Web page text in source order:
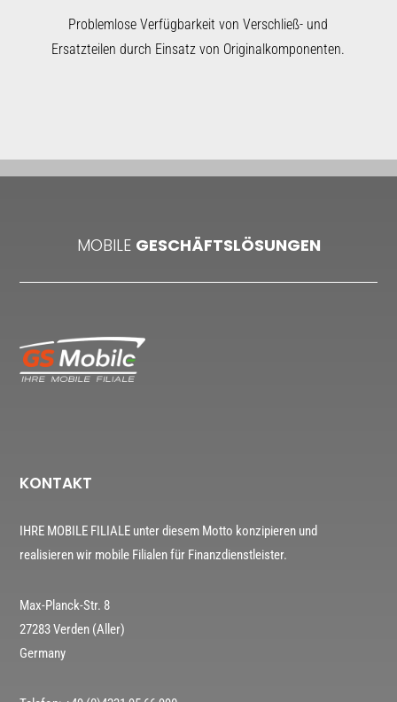
Problemlose Verfügbarkeit von Verschließ- und
Ersatzteilen durch Einsatz von Originalkomponenten.
MOBILE GESCHÄFTSLÖSUNGEN
KONTAKT
IHRE MOBILE FILIALE unter diesem Motto konzipieren und
realisieren wir mobile Filialen für Finanzdienstleister.
Max-Planck-Str. 8
27283 Verden (Aller)
Germany